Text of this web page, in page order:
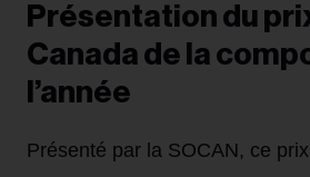
Présentation du
Canada de la
l’année
Présenté par la SOCAN, ce